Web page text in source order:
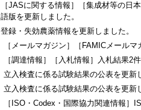
［JASに関する情報］［集成材等の日
語版を更新しました。
登録・失効農薬情報を更新しました。
［メールマガジン］［FAMICメール
［調達情報］［入札情報］入札結果2
立入検査に係る試験結果の公表を更新
立入検査に係る試験結果の公表を更新
［ISO・Codex・国際協力関連情報］